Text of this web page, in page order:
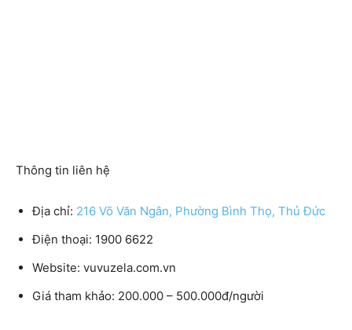
Thông tin liên hệ
Địa chỉ: 216 Võ Văn Ngân, Phường Bình Thọ, Thủ Đức
Điện thoại: 1900 6622
Website: vuvuzela.com.vn
Giá tham khảo: 200.000 – 500.000đ/người